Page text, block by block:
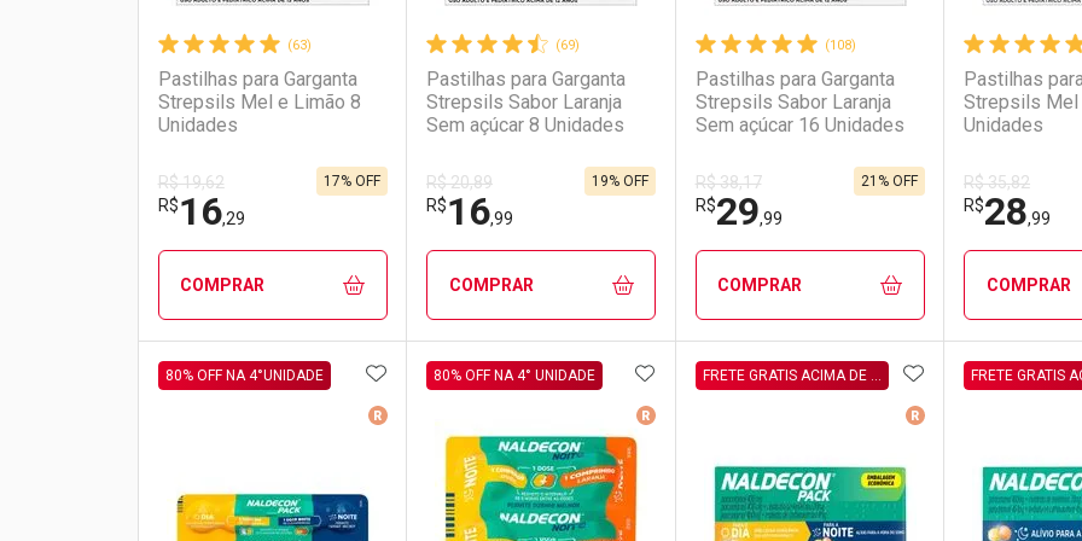
(63)
Pastilhas para Garganta
Strepsils Mel e Limão 8
Unidades
R$ 19,62
R$16,29
17% OFF
COMPRAR
FECHAR
FECHAR
(69)
Pastilhas para Garganta
Strepsils Sabor Laranja
Sem açúcar 8 Unidades
R$ 20,89
R$16,99
19% OFF
COMPRAR
FECHAR
Laboratório
FECHAR
Por Menos
(108)
Pastilhas para Garganta
Strepsils Sabor Laranja
Sem açúcar 16 Unidades
R$ 38,17
R$29,99
21% OFF
COMPRAR
FECHAR
FECHAR
Pastilhas
Strepsils Mel
Unidades
R$ 35,82
R$28,99
COMPRAR
Medicamento De Referência
80% OFF NA 4°UNIDADE ADICIONAR AOS FAVORITOS
Medicamento De Referência
80% OFF NA 4° UNIDADE ADICIONAR AOS FAVORITOS
Medicamento De
FRETE GRATIS ACIMA DE R$39,90 DIRETO NO CARRINHO ADICIONAR AOS